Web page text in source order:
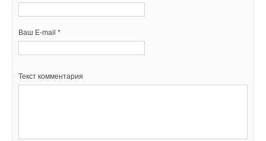
Ваш E-mail *
Текст комментария